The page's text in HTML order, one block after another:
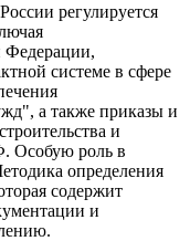
регулируется
Федерации,
системе в сфере
а также приказы и
и
Особую роль в
определения
содержит
и